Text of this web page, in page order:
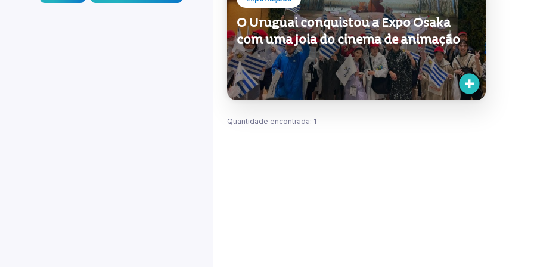
O Uruguai conquistou a Expo Osaka
com uma joia do cinema de animação
Quantidade encontrada: 1